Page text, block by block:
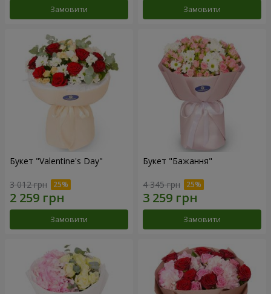
Замовити Замовити
Букет "Valentine's Day"
3 012 грн
Замовити
Букет "Бажання"
4 345 грн
Замовити